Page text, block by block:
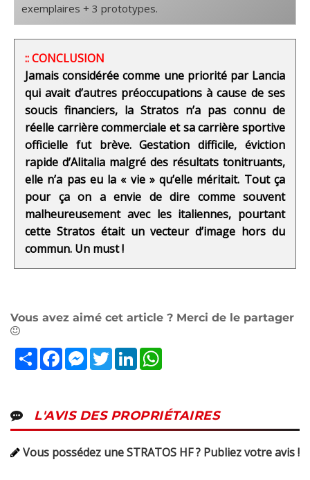
exemplaires + 3 prototypes.
:: CONCLUSION
Jamais considérée comme une priorité par Lancia
qui avait d’autres préoccupations à cause de ses
soucis financiers, la Stratos n’a pas connu de
réelle carrière commerciale et sa carrière sportive
officielle fut brève. Gestation difficile, éviction
rapide d’Alitalia malgré des résultats tonitruants,
elle n’a pas eu la « vie » qu’elle méritait. Tout ça
pour ça on a envie de dire comme souvent
malheureusement avec les italiennes, pourtant
cette Stratos était un vecteur d’image hors du
commun. Un must !
Vous avez aimé cet article ? Merci de le partager
PartagerFacebookMessenger
TwitterLinkedIn
L'AVIS DES PROPRIÉTAIRES
Vous possédez une STRATOS HF ? Publiez votre avis !